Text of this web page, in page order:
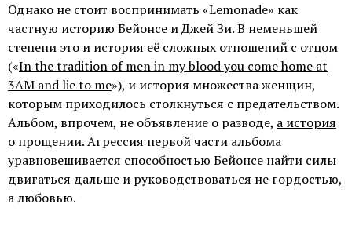
Однако не стоит воспринимать «Lemonade» как
частную историю Бейонсе и Джей Зи. В неменьшей
степени это и история её сложных отношений с отцом
(«In the tradition of men in my blood you come home at
3AM and lie to me»), и история множества женщин,
которым приходилось столкнуться с предательством.
Альбом, впрочем, не объявление о разводе, а история
о прощении. Агрессия первой части альбома
уравновешивается способностью Бейонсе найти силы
двигаться дальше и руководствоваться не гордостью,
а любовью.